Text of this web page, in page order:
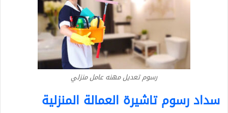
رسوم تعديل مهنه عامل منزلي
سداد رسوم تاشيرة العمالة المنزلية